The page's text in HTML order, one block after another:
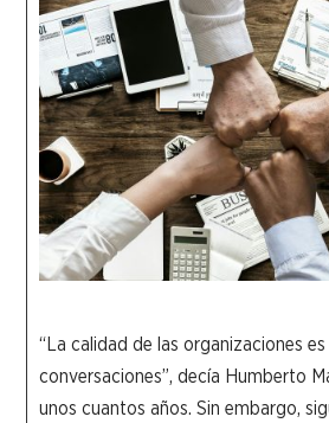
“La calidad de las organizaciones
conversaciones”, decía Humberto
unos cuantos años. Sin embargo,